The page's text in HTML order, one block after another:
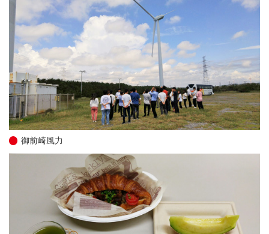
御前崎風力